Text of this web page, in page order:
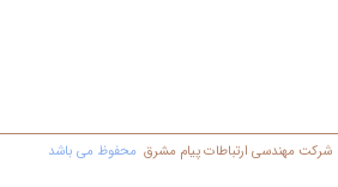
شرکت مهندسي ارتباطات پیام مشرق محفوظ مي باشد